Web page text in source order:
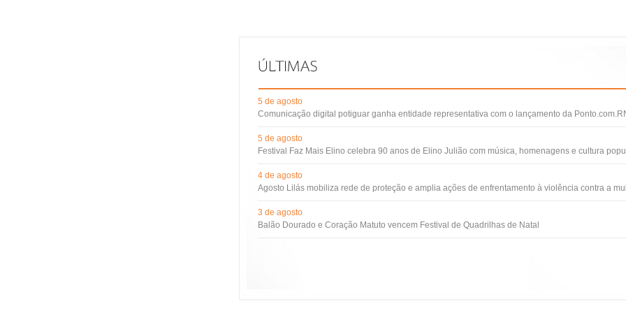
5 de agosto
Comunicação digital potiguar ganha entidade representativa com o lançamento da
5 de agosto
Festival Faz Mais Elino celebra 90 anos de Elino Julião com música, homenagens e cultura
4 de agosto
Agosto Lilás mobiliza rede de proteção e amplia ações de enfrentamento à violência contra a
3 de agosto
Balão Dourado e Coração Matuto vencem Festival de Quadrilhas de Natal